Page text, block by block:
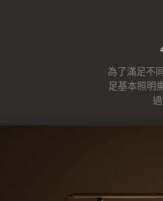
為了滿足不
足基本照明